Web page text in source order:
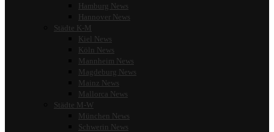
Hamburg News
Hannover News
Städte K-M
Kiel News
Köln News
Mannheim News
Magdeburg News
Mainz News
Mallorca News
Städte M-W
München News
Schwerin News